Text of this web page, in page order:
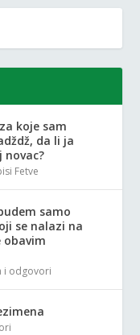
koje sam
da li ja
Fetve
samo
se nalazi na
obavim
i odgovori